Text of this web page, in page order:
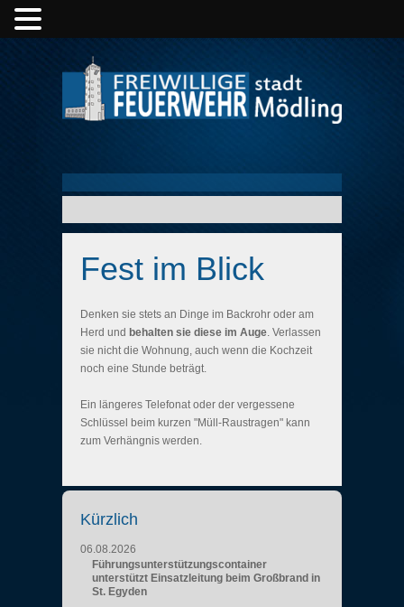
Fest im Blick
Denken sie stets an Dinge im Backrohr oder am
Herd und behalten sie diese im Auge. Verlassen
sie nicht die Wohnung, auch wenn die Kochzeit
noch eine Stunde beträgt.
Ein längeres Telefonat oder der vergessene
Schlüssel beim kurzen "Müll-Raustragen" kann
zum Verhängnis werden.
Kürzlich
06.08.2026
Führungsunterstützungscontainer
unterstützt Einsatzleitung beim Großbrand in
St. Egyden